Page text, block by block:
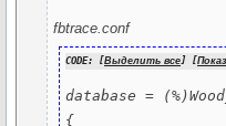
fbtrace.conf
CODE: [Выделить все] [
database =
{